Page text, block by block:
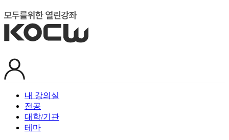
내 강의실
전공
대학/기관
테마